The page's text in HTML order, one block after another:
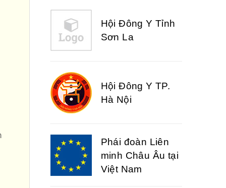
Hội Đông Y TP.
Hà Nội
minh Châu Âu tại
Việt Nam
Hiệp hội bệnh
viện tư nhân Việt
Nam